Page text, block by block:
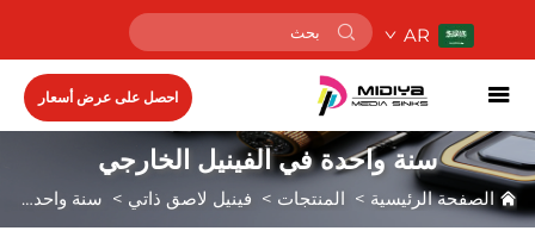
AR
احصل على عرض أسعار
سنة واحدة في الفينيل الخارجي
الصفحة الرئيسية > المنتجات > فينيل لاصق ذاتي > سنة واحدة في الفينيل الخارجي